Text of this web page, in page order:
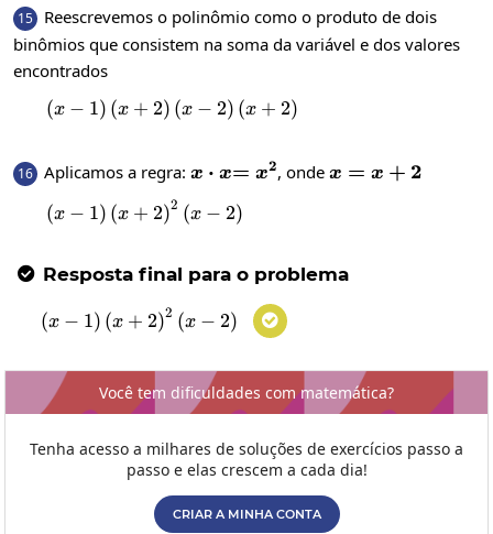
15
Reescrevemos o polinômio como o produto de dois
binômios que consistem na soma da variável e dos valores
encontrados
\left(x-
(x − 1) (x + 2) (x − 2) (x + 2)
16 Aplicamos a regra: x\cdot
x ⋅ x=x^2
= x2, onde x=x+2
x = x + 2
\left(x-
(x − 1) (x + 2)2 (x − 2)
 Resposta final para o problema
\left(x-
(x − 1) (x + 2)2 (x − 2) 
Você tem dificuldades com matemática?
Tenha acesso a milhares de soluções de exercícios passo a
passo e elas crescem a cada dia!
CRIAR A MINHA CONTA